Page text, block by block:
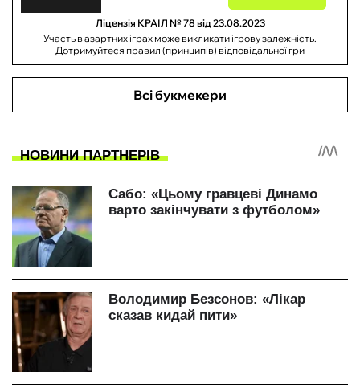
Ліцензія КРАІЛ № 78 від 23.08.2023
Участь в азартних іграх може викликати ігрову залежність.
Дотримуйтеся правил (принципів) відповідальної гри
Всі букмекери